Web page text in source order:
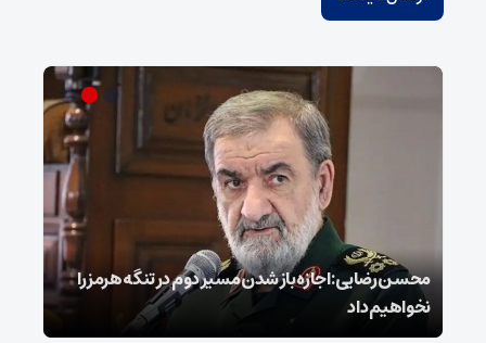
محسن رضایی: اجازه باز شدن مسیر دوم در تنگه هرمز را
نخواهیم داد